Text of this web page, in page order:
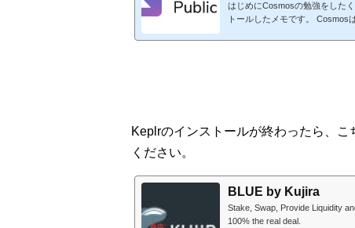
はじめにCosmosの勉強をした
トールしたメモです。 Cosmos
Keplrのインストールが終わったら、
ください。
BLUE by Kujira
Stake, Swap, Provide Liquidity
100% the real deal.